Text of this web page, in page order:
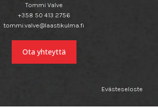
Tommi Valve
+358 50 413 2756
tommi.valve@laastikulma.fi
Ota yhteyttä
Evästeseloste